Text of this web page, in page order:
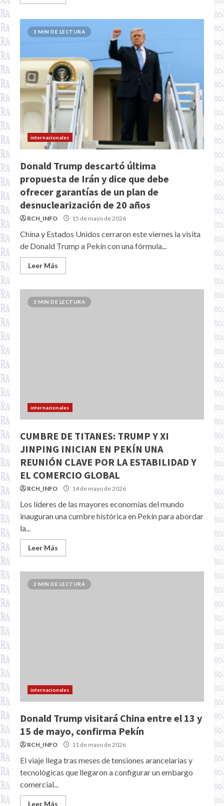
3 MIN DE LECTURA
internacionales
Donald Trump descartó última
propuesta de Irán y dice que debe
ofrecer garantías de un plan de
desnuclearización de 20 años
RCH_INFO 15 de mayo de 2026
China y Estados Unidos cerraron este viernes la visita
de Donald Trump a Pekín con una fórmula...
Leer Más
3 MIN DE LECTURA
internacionales
CUMBRE DE TITANES: TRUMP Y XI
JINPING INICIAN EN PEKÍN UNA
REUNIÓN CLAVE POR LA ESTABILIDAD Y
EL COMERCIO GLOBAL
RCH_INFO 14 de mayo de 2026
Los líderes de las mayores economías del mundo
inauguran una cumbre histórica en Pekín para abordar
la...
Leer Más
2 MIN DE LECTURA
internacionales
Donald Trump visitará China entre el 13 y
15 de mayo, confirma Pekín
RCH_INFO 11 de mayo de 2026
El viaje llega tras meses de tensiones arancelarias y
tecnológicas que llegaron a configurar un embargo
comercial...
Leer Más